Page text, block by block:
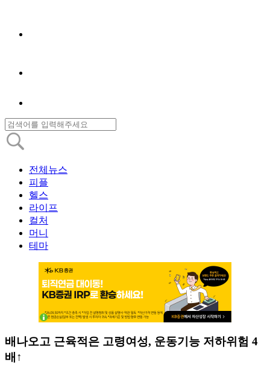
전체뉴스
피플
헬스
라이프
컬처
머니
테마
배나오고 근육적은 고령여성, 운동기능 저하위험 4
배↑